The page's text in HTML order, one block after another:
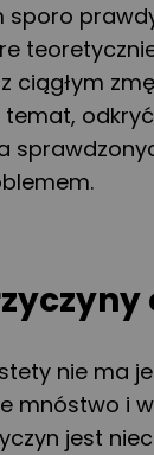
sporo
ciągłym
temat,
nie ma
mnóstwo i
jest